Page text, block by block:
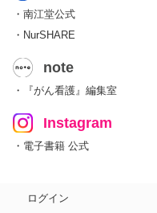
・南江堂公式
・NurSHARE
note
・『がん看護』編集室
Instagram
・電子書籍 公式
ログイン